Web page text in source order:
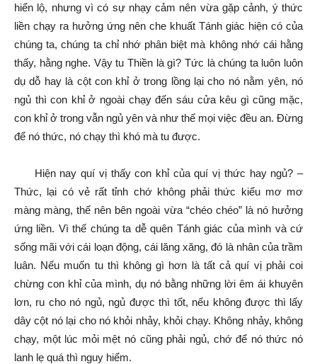
hiển lộ, nhưng vì có sự nhạy cảm nên vừa gặp cảnh, ý thức
liền chạy ra hưởng ứng nên che khuất Tánh giác hiện có của
chúng ta, chúng ta chỉ nhớ phân biệt mà không nhớ cái hằng
thấy, hằng nghe. Vậy tu Thiền là gì? Tức là chúng ta luôn luôn
dụ dỗ hay là cột con khỉ ở trong lồng lại cho nó nằm yên, nó
ngủ thì con khỉ ở ngoài chạy đến sáu cửa kêu gì cũng mặc,
con khỉ ở trong vẫn ngủ yên và như thế mọi việc đều an. Đừng
để nó thức, nó chạy thì khó mà tu được.
Hiện nay quí vị thấy con khỉ của quí vị thức hay ngủ? –
Thức, lại có vẻ rất tỉnh chớ không phải thức kiểu mơ mơ
màng màng, thế nên bên ngoài vừa “chéo chéo” là nó hưởng
ứng liền. Vì thế chúng ta dễ quên Tánh giác của mình và cứ
sống mãi với cái loạn động, cái lăng xăng, đó là nhân của trầm
luân. Nếu muốn tu thì không gì hơn là tất cả quí vị phải coi
chừng con khỉ của mình, dụ nó bằng những lời êm ái khuyên
lơn, ru cho nó ngủ, ngủ được thì tốt, nếu không được thì lấy
dây cột nó lại cho nó khỏi nhảy, khỏi chạy. Không nhảy, không
chạy, một lúc mỏi mệt nó cũng phải ngủ, chớ để nó thức nó
lanh lẹ quá thì nguy hiểm.